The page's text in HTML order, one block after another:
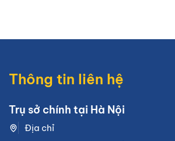
Thông tin liên hệ
Trụ sở chính tại Hà Nội
Địa chỉ